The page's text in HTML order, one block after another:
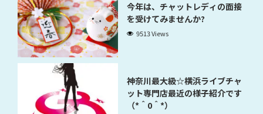
今年は、チャットレディの面接
を受けてみませんか?
9513 Views
神奈川最大級☆横浜ライブチャ
ット専門店最近の様子紹介です
（*＾0＾*）